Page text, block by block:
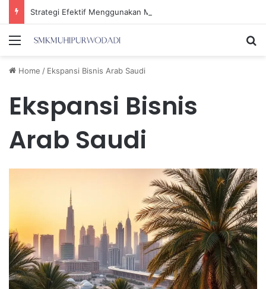
Menu
Home / Ekspansi Bisnis Arab Saudi
Ekspansi Bisnis
Arab Saudi